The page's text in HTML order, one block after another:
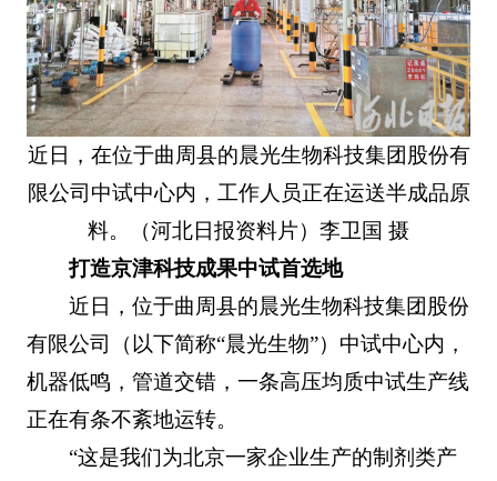
近日，在位于曲周县的晨光生物科技集团股份有
限公司中试中心内，工作人员正在运送半成品原
料。（河北日报资料片）李卫国 摄
打造京津科技成果中试首选地
近日，位于曲周县的晨光生物科技集团股份
有限公司（以下简称“晨光生物”）中试中心内，
机器低鸣，管道交错，一条高压均质中试生产线
正在有条不紊地运转。
“这是我们为北京一家企业生产的制剂类产